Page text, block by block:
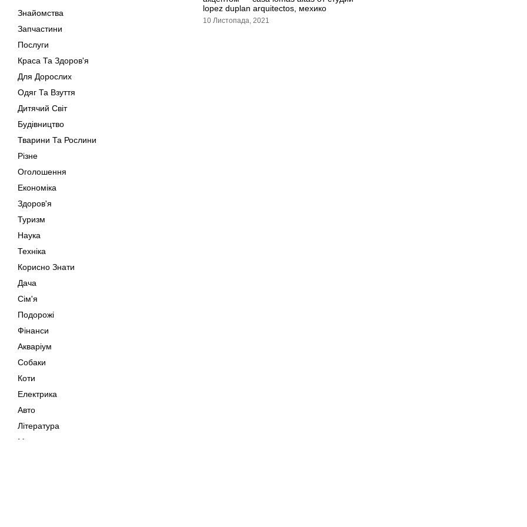
Знайомства
Запчастини
Послуги
Краса Та Здоров'я
Для Дорослих
Одяг Та Взуття
Дитячий Світ
Будівництво
Тварини Та Рослини
Різне
Оголошення
Економіка
Здоров'я
Туризм
Наука
Техніка
Корисно Знати
Дача
Сім'я
Подорожі
Фінанси
Акваріум
Собаки
Коти
Електрика
Авто
Література
Музика
lopez duplan arquitectos, мехико
10 Листопада, 2021